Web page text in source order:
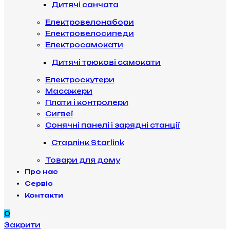
Дитячі санчата
Електровелонабори
Електровелосипеди
Електросамокати
Дитячі трюкові самокати
Електроскутери
Масажери
Плати і контролери
Сигвеї
Сонячні панелі і зарядні станції
Старлінк Starlink
Товари для дому
Про нас
Сервіс
Контакти
0
Закрити